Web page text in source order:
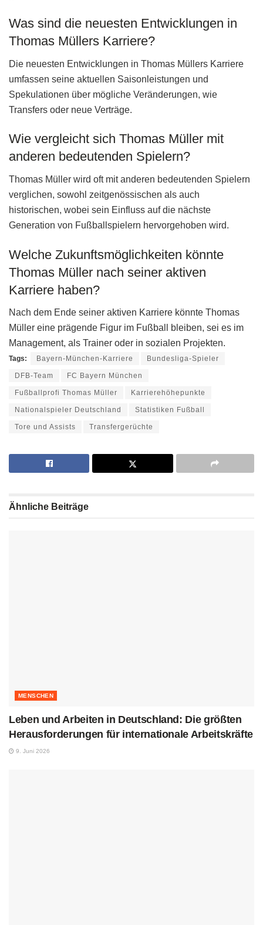
Was sind die neuesten Entwicklungen in
Thomas Müllers Karriere?
Die neuesten Entwicklungen in Thomas Müllers Karriere
umfassen seine aktuellen Saisonleistungen und
Spekulationen über mögliche Veränderungen, wie
Transfers oder neue Verträge.
Wie vergleicht sich Thomas Müller mit
anderen bedeutenden Spielern?
Thomas Müller wird oft mit anderen bedeutenden Spielern
verglichen, sowohl zeitgenössischen als auch
historischen, wobei sein Einfluss auf die nächste
Generation von Fußballspielern hervorgehoben wird.
Welche Zukunftsmöglichkeiten könnte
Thomas Müller nach seiner aktiven
Karriere haben?
Nach dem Ende seiner aktiven Karriere könnte Thomas
Müller eine prägende Figur im Fußball bleiben, sei es im
Management, als Trainer oder in sozialen Projekten.
Tags: Bayern-München-Karriere Bundesliga-Spieler
DFB-Team FC Bayern München
Fußballprofi Thomas Müller Karrierehöhepunkte
Nationalspieler Deutschland Statistiken Fußball
Tore und Assists Transfergerüchte
Ähnliche Beiträge
MENSCHEN
Leben und Arbeiten in Deutschland: Die größten
Herausforderungen für internationale Arbeitskräfte
9. Juni 2026